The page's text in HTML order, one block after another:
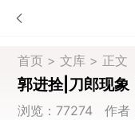
首页 >文库 > 正文
郭进拴|刀郎现象
浏览：77274 作者